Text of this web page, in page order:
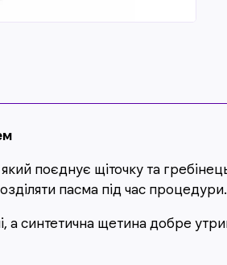
поєднує щіточку та
пасма під час процедури.
а синтетична щетина добре